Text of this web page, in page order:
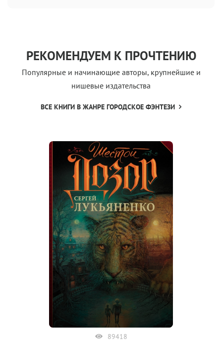
РЕКОМЕНДУЕМ К ПРОЧТЕНИЮ
Популярные и начинающие авторы, крупнейшие и
нишевые издательства
ВСЕ КНИГИ В ЖАНРЕ ГОРОДСКОЕ ФЭНТЕЗИ
89418